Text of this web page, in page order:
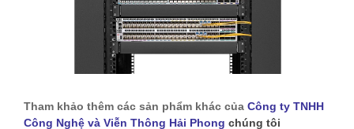
Tham khảo thêm các sản phẩm khác của Công ty TNHH
Công Nghệ và Viễn Thông Hải Phong chúng tôi